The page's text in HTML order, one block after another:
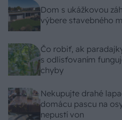
Dom s ukážkovou
výbere stavebného
Čo robiť, ak
s odlisťovaním
chyby
Nekupujte drahé
domácu pascu na
nepustí von